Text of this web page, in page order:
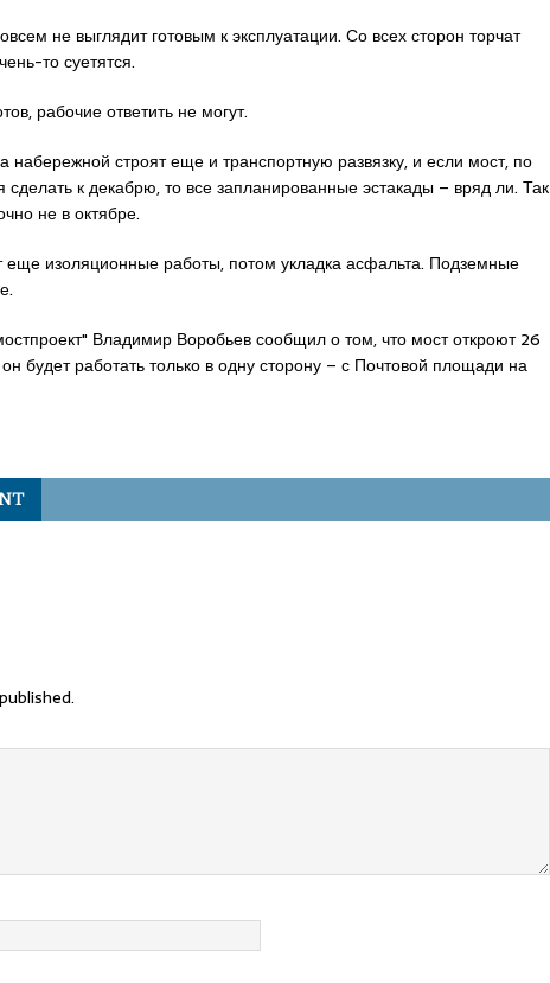
не выглядит готовым к эксплуатации. Со всех сторон торчат
то суетятся.
рабочие ответить не могут.
набережной строят еще и транспортную развязку, и если мост, по
сделать к декабрю, то все запланированные эстакады – вряд ли. Так
не в октябре.
еще изоляционные работы, потом укладка асфальта. Подземные
Владимир Воробьев сообщил о том, что мост откроют 26
будет работать только в одну сторону – с Почтовой площади на